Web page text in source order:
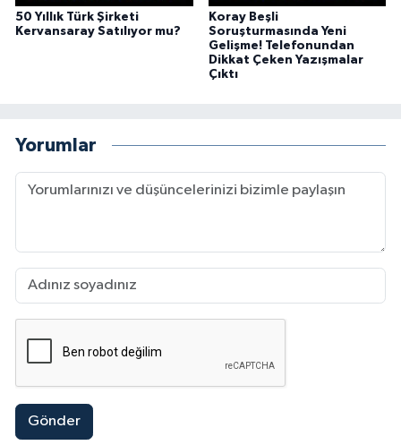
50 Yıllık Türk Şirketi
Kervansaray Satılıyor mu?
Koray Beşli
Soruşturmasında Yeni
Gelişme! Telefonundan
Dikkat Çeken Yazışmalar
Çıktı
Yorumlar
Gönder